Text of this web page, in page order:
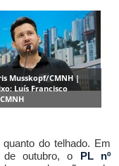
Musskopf/CMNH |
Luís Francisco
quanto do telhado. Em
de outubro, o PL nº